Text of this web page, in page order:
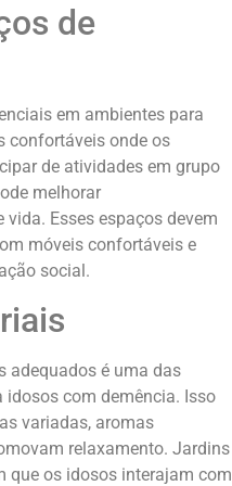
de
em ambientes para
confortáveis onde os
de atividades em grupo
melhorar
Esses espaços devem
móveis confortáveis e
social.
adequados é uma das
com demência. Isso
variadas, aromas
relaxamento. Jardins
que os idosos interajam com